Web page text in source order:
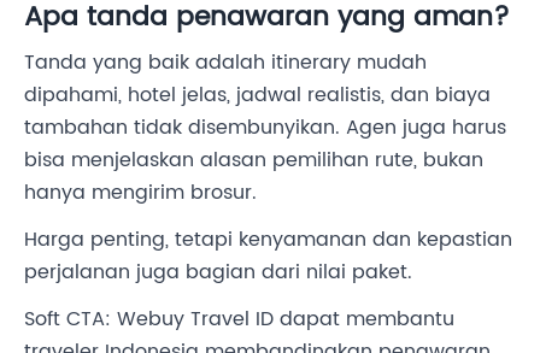
Apa tanda penawaran yang aman?
Tanda yang baik adalah itinerary mudah
dipahami, hotel jelas, jadwal realistis, dan biaya
tambahan tidak disembunyikan. Agen juga harus
bisa menjelaskan alasan pemilihan rute, bukan
hanya mengirim brosur.
Harga penting, tetapi kenyamanan dan kepastian
perjalanan juga bagian dari nilai paket.
Soft CTA: Webuy Travel ID dapat membantu